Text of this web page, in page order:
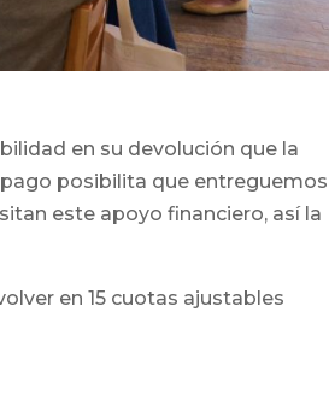
en su devolución que la
pago posibilita que entreguemos
este apoyo financiero, así la
en 15 cuotas ajustables